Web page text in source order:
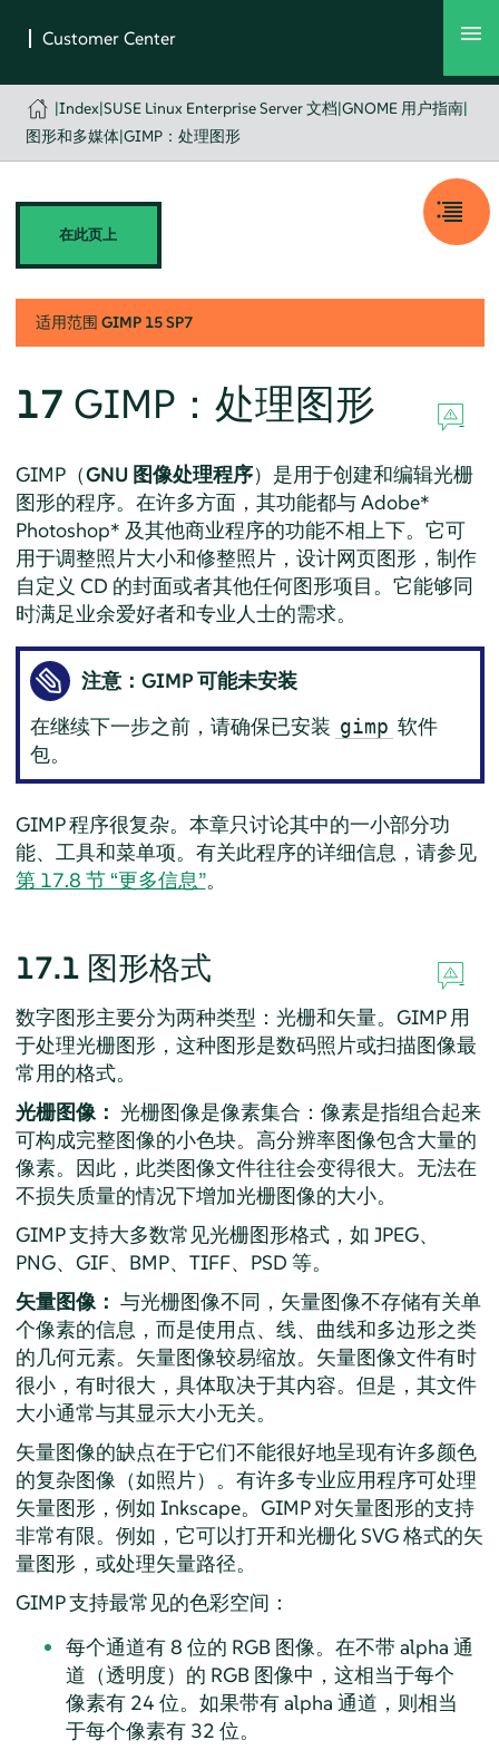
|Index|SUSE Linux Enterprise Server 文档|GNOME 用户指南|
图形和多媒体|GIMP：处理图形
在此页上
适用范围 GIMP 15 SP7
17 GIMP：处理图形
GIMP（GNU 图像处理程序）是用于创建和编辑光栅
图形的程序。在许多方面，其功能都与 Adobe*
Photoshop* 及其他商业程序的功能不相上下。它可
用于调整照片大小和修整照片，设计网页图形，制作
自定义 CD 的封面或者其他任何图形项目。它能够同
时满足业余爱好者和专业人士的需求。
注意：GIMP可能未安装
在继续下一步之前，请确保已安装 gimp 软件
包。
GIMP程序很复杂。本章只讨论其中的一小部分功
能、工具和菜单项。有关此程序的详细信息，请参见
第 17.8 节 “更多信息”。
17.1 图形格式
数字图形主要分为两种类型：光栅和矢量。 GIMP用
于处理光栅图形，这种图形是数码照片或扫描图像最
常用的格式。
光栅图像： 光栅图像是像素集合：像素是指组合起来
可构成完整图像的小色块。高分辨率图像包含大量的
像素。因此，此类图像文件往往会变得很大。无法在
不损失质量的情况下增加光栅图像的大小。
GIMP支持大多数常见光栅图形格式，如 JPEG、
PNG、GIF、BMP、TIFF、PSD 等。
矢量图像： 与光栅图像不同，矢量图像不存储有关单
个像素的信息，而是使用点、线、曲线和多边形之类
的几何元素。矢量图像较易缩放。矢量图像文件有时
很小，有时很大，具体取决于其内容。但是，其文件
大小通常与其显示大小无关。
矢量图像的缺点在于它们不能很好地呈现有许多颜色
的复杂图像（如照片）。有许多专业应用程序可处理
矢量图形，例如 Inkscape。 GIMP对矢量图形的支持
非常有限。例如，它可以打开和光栅化 SVG 格式的矢
量图形，或处理矢量路径。
GIMP支持最常见的色彩空间：
每个通道有 8 位的 RGB 图像。在不带 alpha 通
道（透明度）的 RGB 图像中，这相当于每个
像素有 24 位。如果带有 alpha 通道，则相当
于每个像素有 32 位。